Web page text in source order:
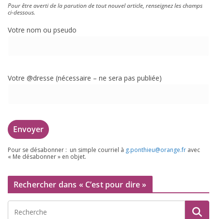
Pour être aver­ti de la paru­tion de tout nou­vel article, ren­sei­gnez les champs
ci-dessous.
Votre nom ou pseudo
Votre @dresse (néces­saire – ne sera pas publiée)
Pour se désa­bon­ner : un simple cour­riel à g.​ponthieu@​orange.​fr avec
« Me désa­bon­ner » en objet.
Rechercher dans « C’est pour dire »